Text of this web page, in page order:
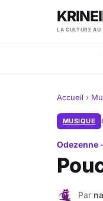
LA CULTURE AU
Accueil ›
MUSIQUE
Odezenne
N Par